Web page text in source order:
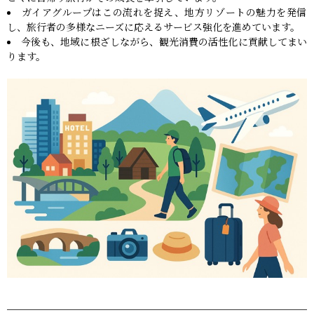
ガイアグループはこの流れを捉え、地方リゾートの魅力を発信
し、旅行者の多様なニーズに応えるサービス強化を進めています。
今後も、地域に根ざしながら、観光消費の活性化に貢献してまい
ります。